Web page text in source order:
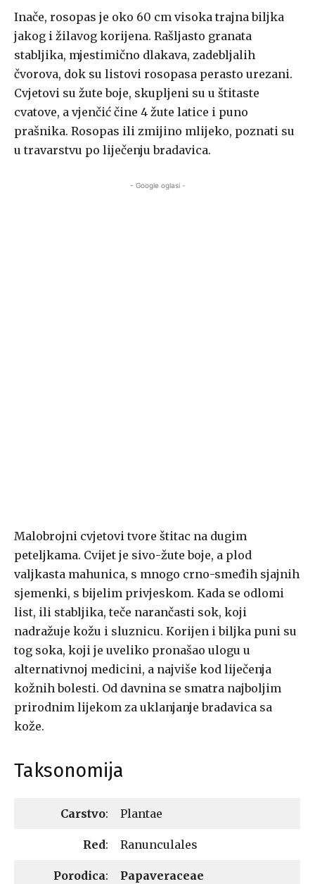
Inače, rosopas je oko 60 cm visoka trajna biljka
jakog i žilavog korijena. Rašljasto granata
stabljika, mjestimično dlakava, zadebljalih
čvorova, dok su listovi rosopasa perasto urezani.
Cvjetovi su žute boje, skupljeni su u štitaste
cvatove, a vjenčić čine 4 žute latice i puno
prašnika. Rosopas ili zmijino mlijeko, poznati su
u travarstvu po liječenju bradavica.
- Google oglasi -
Malobrojni cvjetovi tvore štitac na dugim
peteljkama. Cvijet je sivo-žute boje, a plod
valjkasta mahunica, s mnogo crno-smeđih sjajnih
sjemenki, s bijelim privjeskom. Kada se odlomi
list, ili stabljika, teče narančasti sok, koji
nadražuje kožu i sluznicu. Korijen i biljka puni su
tog soka, koji je uveliko pronašao ulogu u
alternativnoj medicini, a najviše kod liječenja
kožnih bolesti. Od davnina se smatra najboljim
prirodnim lijekom za uklanjanje bradavica sa
kože.
Taksonomija
Carstvo: Plantae
Red: Ranunculales
Porodica: Papaveraceae